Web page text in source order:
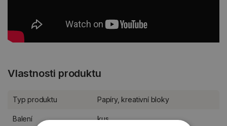
Vlastnosti produktu
Typ produktu Papíry, kreativní bloky
Balení kus